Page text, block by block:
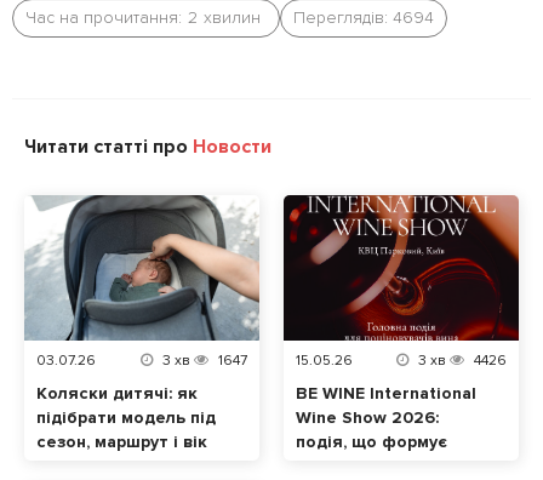
Час на прочитання: 2 хвилин Переглядів: 4694
Читати статті про Новости
03.07.26 3 хв 1647
Коляски дитячі: як
підібрати модель під
сезон, маршрут і вік
15.05.26 3 хв 4426
BE WINE International
Wine Show 2026:
подія, що формує